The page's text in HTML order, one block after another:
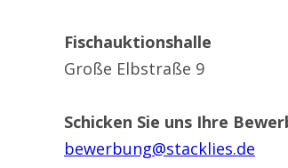
Fischauktionshalle
Große Elbstraße 9
Schicken Sie uns Ihre
bewerbung@stacklies.de